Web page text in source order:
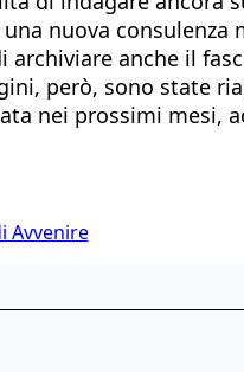
nuova consulenza
archiviare anche il
però, sono state
nei prossimi mesi,
Avvenire